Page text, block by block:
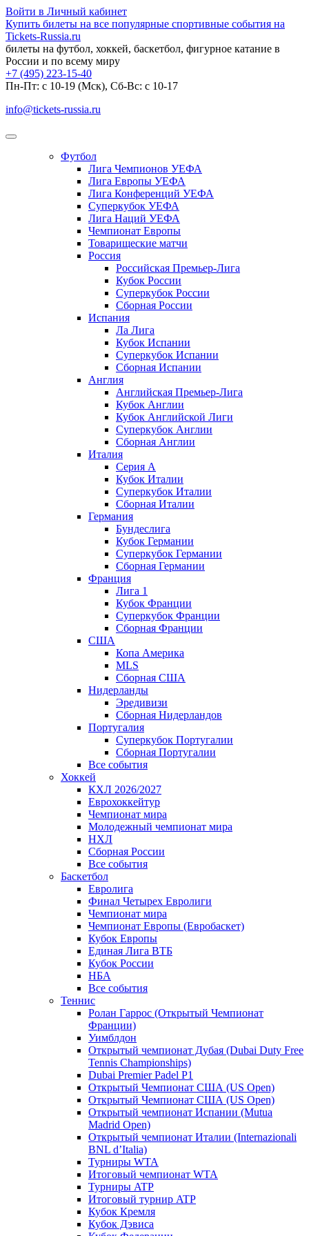
Войти в Личный кабинет
Купить билеты на все популярные спортивные события на
Tickets-Russia.ru
билеты на футбол, хоккей, баскетбол, фигурное катание в
России и по всему миру
+7 (495) 223-15-40
Пн-Пт: c 10-19 (Мск), Сб-Вс: с 10-17
info@tickets-russia.ru
Футбол
Лига Чемпионов УЕФА
Лига Европы УЕФА
Лига Конференций УЕФА
Суперкубок УЕФА
Лига Наций УЕФА
Чемпионат Европы
Товарищеские матчи
Россия
Российская Премьер-Лига
Кубок России
Суперкубок России
Сборная России
Испания
Ла Лига
Кубок Испании
Суперкубок Испании
Сборная Испании
Англия
Английская Премьер-Лига
Кубок Англии
Кубок Английской Лиги
Суперкубок Англии
Сборная Англии
Италия
Серия А
Кубок Италии
Суперкубок Италии
Сборная Италии
Германия
Бундеслига
Кубок Германии
Суперкубок Германии
Сборная Германии
Франция
Лига 1
Кубок Франции
Суперкубок Франции
Сборная Франции
США
Копа Америка
MLS
Сборная США
Нидерланды
Эредивизи
Сборная Нидерландов
Португалия
Суперкубок Португалии
Сборная Португалии
Все события
Хоккей
КХЛ 2026/2027
Еврохоккейтур
Чемпионат мира
Молодежный чемпионат мира
НХЛ
Сборная России
Все события
Баскетбол
Евролига
Финал Четырех Евролиги
Чемпионат мира
Чемпионат Европы (Евробаскет)
Кубок Европы
Единая Лига ВТБ
Кубок России
НБА
Все события
Теннис
Ролан Гаррос (Открытый Чемпионат
Франции)
Уимблдон
Открытый чемпионат Дубая (Dubai Duty Free
Tennis Championships)
Dubai Premier Padel P1
Открытый Чемпионат США (US Open)
Открытый Чемпионат США (US Open)
Открытый чемпионат Испании (Mutua
Madrid Open)
Открытый чемпионат Италии (Internazionali
BNL d’Italia)
Турниры WTA
Итоговый чемпионат WTA
Турниры ATP
Итоговый турнир ATP
Кубок Кремля
Кубок Дэвиса